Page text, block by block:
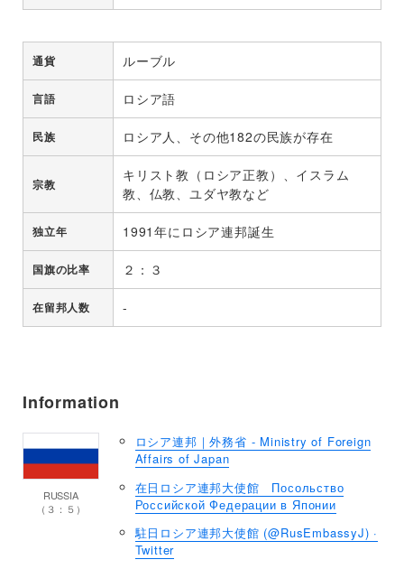
通貨 ルーブル
言語 ロシア語
民族 ロシア人、その他182の民族が存在
宗教
キリスト教（ロシア正教）、イスラム
教、仏教、ユダヤ教など
独立年 1991年にロシア連邦誕生
国旗の比率 ２：３
在留邦人数 -
Information
RUSSIA
（３：５）
ロシア連邦｜外務省 - Ministry of Foreign
Affairs of Japan
在日ロシア連邦大使館 Посольство
Российской Федерации в Японии
駐日ロシア連邦大使館 (@RusEmbassyJ) ·
Twitter